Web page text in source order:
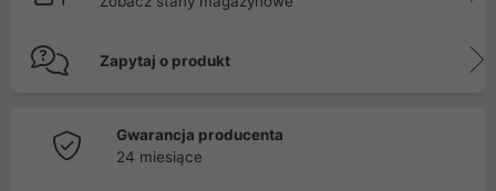
Zapytaj o produkt
Gwarancja producenta
24 miesiące